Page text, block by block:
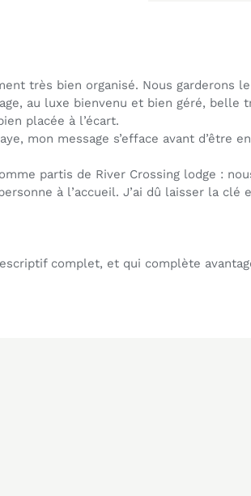
très bien organisé. Nous garderons
au luxe bienvenu et bien géré, belle
placée à l’écart.
mon message s’efface avant d’être
partis de River Crossing lodge :
à l’accueil. J’ai dû laisser la
complet, et qui complète